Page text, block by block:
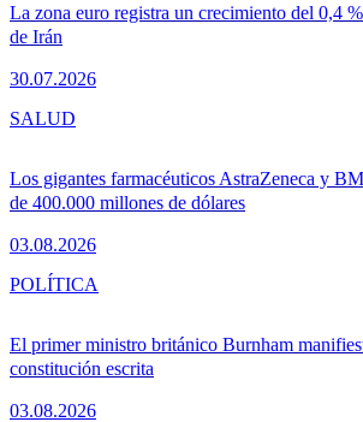
La zona euro registra un crecimiento del 0,4
de Irán
30.07.2026
Los gigantes farmacéuticos AstraZeneca y
de 400.000 millones de dólares
03.08.2026
SALUD
El primer ministro británico Burnham
constitución escrita
03.08.2026
POLÍTICA